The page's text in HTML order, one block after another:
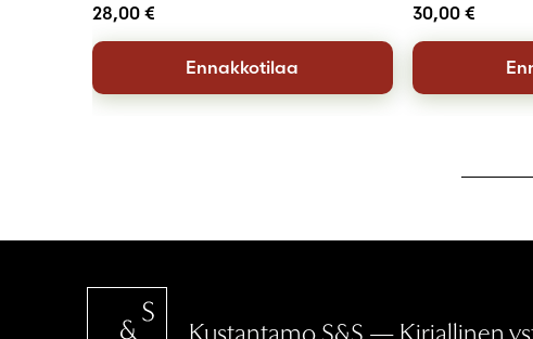
28,00 €
Ennakkotilaa
30,00 €
Kustantamo S&S — Kirjallinen